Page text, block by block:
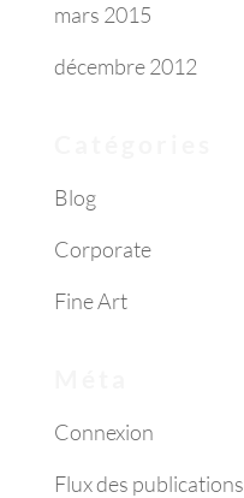
mars 2015
décembre 2012
Blog
Corporate
Fine Art
Connexion
Flux des publications